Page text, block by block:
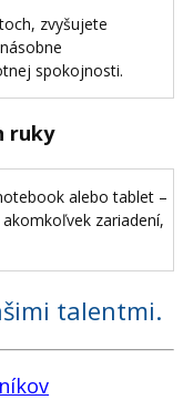
zvyšujete
spokojnosti.
ruky
alebo tablet –
zariadení,
talentmi.